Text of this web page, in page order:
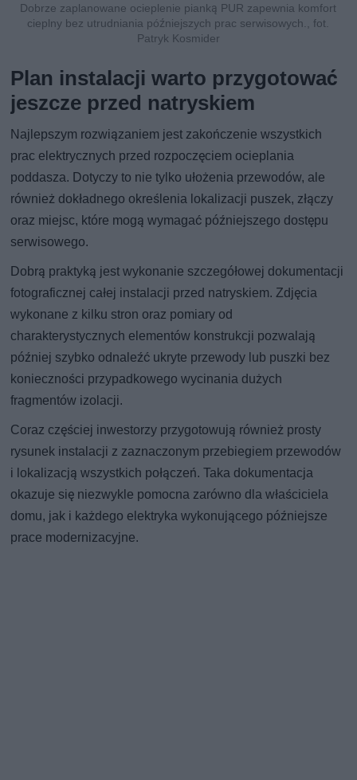
Dobrze zaplanowane ocieplenie pianką PUR zapewnia komfort
cieplny bez utrudniania późniejszych prac serwisowych., fot.
Patryk Kosmider
Plan instalacji warto przygotować
jeszcze przed natryskiem
Najlepszym rozwiązaniem jest zakończenie wszystkich
prac elektrycznych przed rozpoczęciem ocieplania
poddasza. Dotyczy to nie tylko ułożenia przewodów, ale
również dokładnego określenia lokalizacji puszek, złączy
oraz miejsc, które mogą wymagać późniejszego dostępu
serwisowego.
Dobrą praktyką jest wykonanie szczegółowej dokumentacji
fotograficznej całej instalacji przed natryskiem. Zdjęcia
wykonane z kilku stron oraz pomiary od
charakterystycznych elementów konstrukcji pozwalają
później szybko odnaleźć ukryte przewody lub puszki bez
konieczności przypadkowego wycinania dużych
fragmentów izolacji.
Coraz częściej inwestorzy przygotowują również prosty
rysunek instalacji z zaznaczonym przebiegiem przewodów
i lokalizacją wszystkich połączeń. Taka dokumentacja
okazuje się niezwykle pomocna zarówno dla właściciela
domu, jak i każdego elektryka wykonującego późniejsze
prace modernizacyjne.